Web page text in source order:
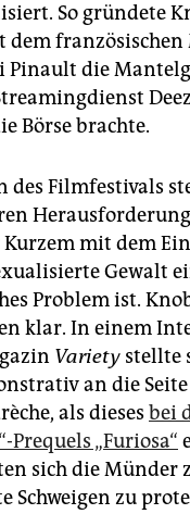
So gründete
dem
Pinault die
Börse brachte.
des Filmfestivals
mit dem
Gewalt
Problem ist.
klar. In einem
Variety stellte
an die
als dieses bei
Prequels „Furiosa“
sich die Münder
Schweigen zu